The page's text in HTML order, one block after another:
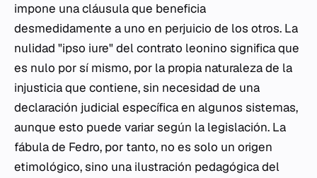
impone una cláusula que beneficia
desmedidamente a uno en perjuicio de los otros. La
nulidad "ipso iure" del contrato leonino significa que
es nulo por sí mismo, por la propia naturaleza de la
injusticia que contiene, sin necesidad de una
declaración judicial específica en algunos sistemas,
aunque esto puede variar según la legislación. La
fábula de Fedro, por tanto, no es solo un origen
etimológico, sino una ilustración pedagógica del